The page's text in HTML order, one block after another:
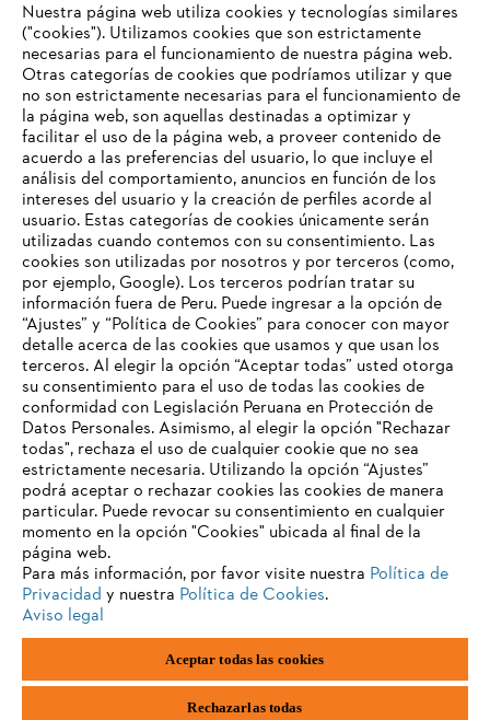
STIHL sigue creciendo
Información para proveedores
Productos
Contacto
Carrera profesional
Sistema de denuncia de irregularidades
Política de privacidad
Información sobre cookies
ANDREAS STIHL AG & Co. KG ©2023
Nuestra página web utiliza cookies y tecnologías similares
("cookies"). Utilizamos cookies que son estrictamente
necesarias para el funcionamiento de nuestra página web.
Otras categorías de cookies que podríamos utilizar y que
no son estrictamente necesarias para el funcionamiento de
la página web, son aquellas destinadas a optimizar y
facilitar el uso de la página web, a proveer contenido de
acuerdo a las preferencias del usuario, lo que incluye el
análisis del comportamiento, anuncios en función de los
intereses del usuario y la creación de perfiles acorde al
usuario. Estas categorías de cookies únicamente serán
utilizadas cuando contemos con su consentimiento. Las
cookies son utilizadas por nosotros y por terceros (como,
por ejemplo, Google). Los terceros podrían tratar su
información fuera de Peru. Puede ingresar a la opción de
“Ajustes” y “Política de Cookies” para conocer con mayor
detalle acerca de las cookies que usamos y que usan los
terceros. Al elegir la opción “Aceptar todas” usted otorga
su consentimiento para el uso de todas las cookies de
conformidad con Legislación Peruana en Protección de
Datos Personales. Asimismo, al elegir la opción "Rechazar
todas", rechaza el uso de cualquier cookie que no sea
estrictamente necesaria. Utilizando la opción “Ajustes”
podrá aceptar o rechazar cookies las cookies de manera
particular. Puede revocar su consentimiento en cualquier
momento en la opción "Cookies" ubicada al final de la
página web.
Para más información, por favor visite nuestra Política de
Privacidad y nuestra Política de Cookies.
Aviso legal
Aceptar todas las cookies
Rechazarlas todas